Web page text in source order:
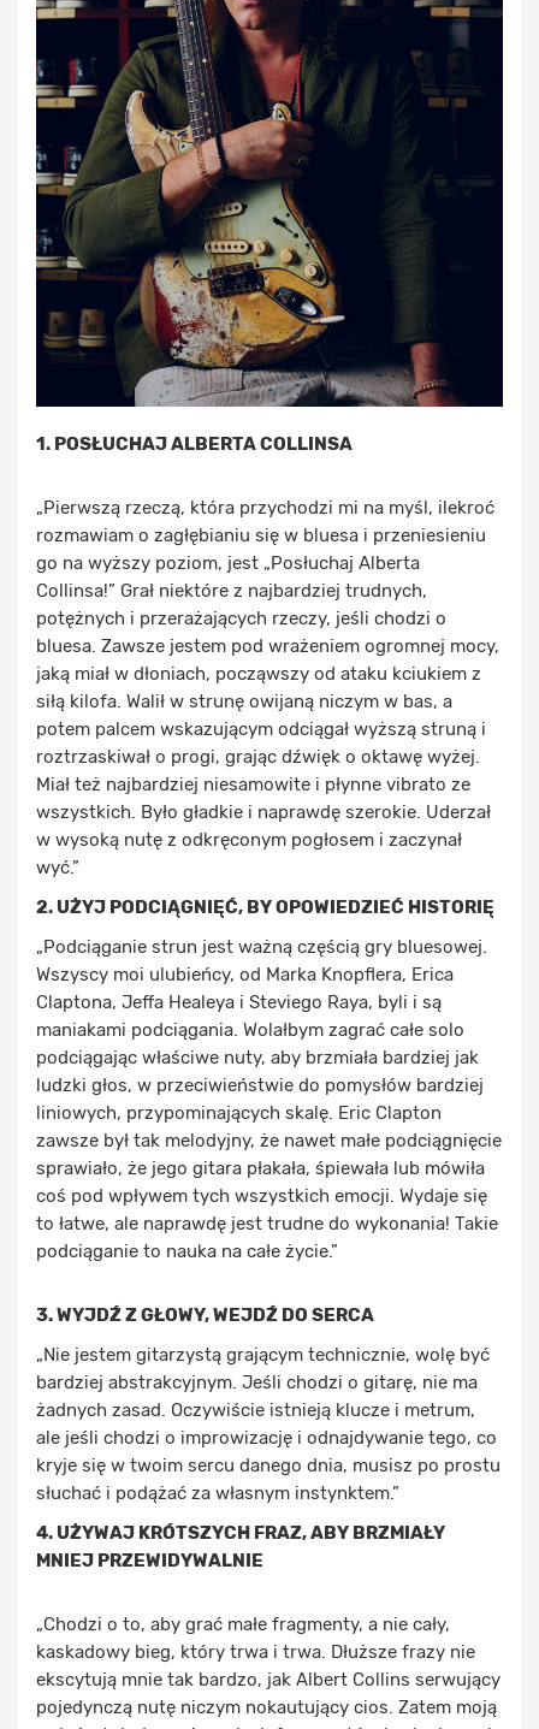
1. POSŁUCHAJ ALBERTA COLLINSA
„Pierwszą rzeczą, która przychodzi mi na myśl, ilekroć
rozmawiam o zagłębianiu się w bluesa i przeniesieniu
go na wyższy poziom, jest „Posłuchaj Alberta
Collinsa!” Grał niektóre z najbardziej trudnych,
potężnych i przerażających rzeczy, jeśli chodzi o
bluesa. Zawsze jestem pod wrażeniem ogromnej mocy,
jaką miał w dłoniach, począwszy od ataku kciukiem z
siłą kilofa. Walił w strunę owijaną niczym w bas, a
potem palcem wskazującym odciągał wyższą struną i
roztrzaskiwał o progi, grając dźwięk o oktawę wyżej.
Miał też najbardziej niesamowite i płynne vibrato ze
wszystkich. Było gładkie i naprawdę szerokie. Uderzał
w wysoką nutę z odkręconym pogłosem i zaczynał
wyć.”
2. UŻYJ PODCIĄGNIĘĆ, BY OPOWIEDZIEĆ HISTORIĘ
„Podciąganie strun jest ważną częścią gry bluesowej.
Wszyscy moi ulubieńcy, od Marka Knopflera, Erica
Claptona, Jeffa Healeya i Steviego Raya, byli i są
maniakami podciągania. Wolałbym zagrać całe solo
podciągając właściwe nuty, aby brzmiała bardziej jak
ludzki głos, w przeciwieństwie do pomysłów bardziej
liniowych, przypominających skalę. Eric Clapton
zawsze był tak melodyjny, że nawet małe podciągnięcie
sprawiało, że jego gitara płakała, śpiewała lub mówiła
coś pod wpływem tych wszystkich emocji. Wydaje się
to łatwe, ale naprawdę jest trudne do wykonania! Takie
podciąganie to nauka na całe życie.”
3. WYJDŹ Z GŁOWY, WEJDŹ DO SERCA
„Nie jestem gitarzystą grającym technicznie, wolę być
bardziej abstrakcyjnym. Jeśli chodzi o gitarę, nie ma
żadnych zasad. Oczywiście istnieją klucze i metrum,
ale jeśli chodzi o improwizację i odnajdywanie tego, co
kryje się w twoim sercu danego dnia, musisz po prostu
słuchać i podążać za własnym instynktem.”
4. UŻYWAJ KRÓTSZYCH FRAZ, ABY BRZMIAŁY
MNIEJ PRZEWIDYWALNIE
„Chodzi o to, aby grać małe fragmenty, a nie cały,
kaskadowy bieg, który trwa i trwa. Dłuższe frazy nie
ekscytują mnie tak bardzo, jak Albert Collins serwujący
pojedynczą nutę niczym nokautujący cios. Zatem moją